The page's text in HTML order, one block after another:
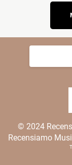
Ricerca
© 2024
Recensiamo